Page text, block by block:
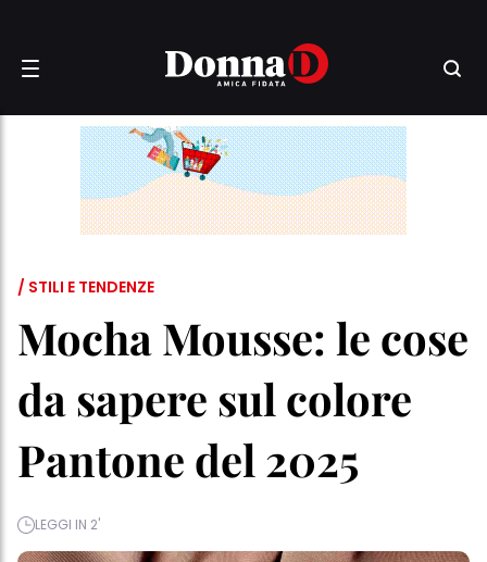
/ STILI E TENDENZE
Mocha Mousse: le cose
da sapere sul colore
Pantone del 2025
LEGGI IN 2'